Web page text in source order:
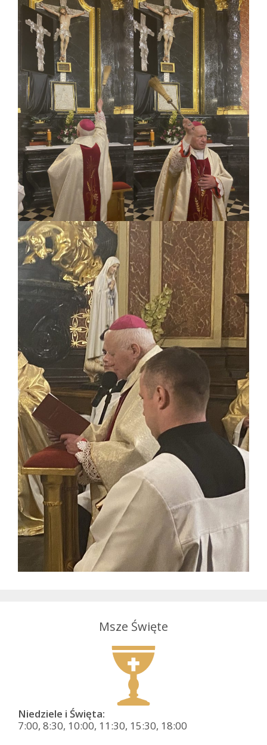
Msze Święte
Niedziele i Święta:
7:00, 8:30, 10:00, 11:30, 15:30, 18:00